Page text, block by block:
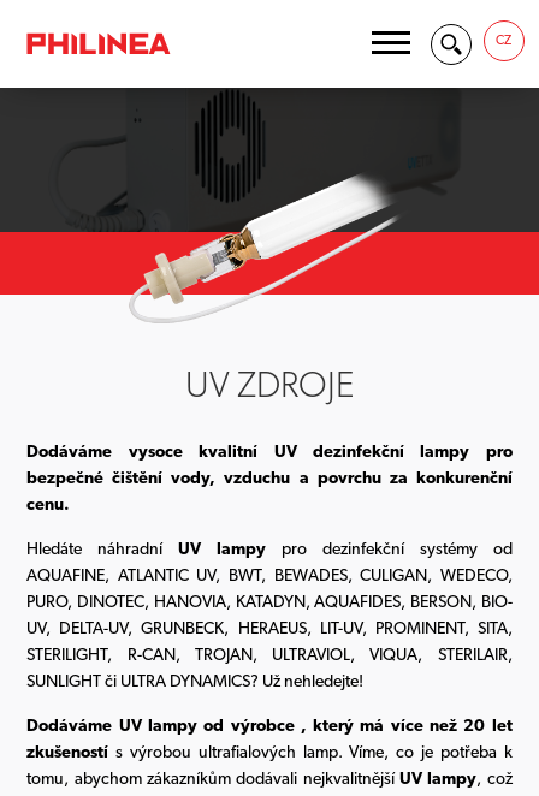
CZ
UV ZDROJE
Dodáváme vysoce kvalitní UV dezinfekční lampy pro
bezpečné čištění vody, vzduchu a povrchu za konkurenční
cenu.
Hledáte náhradníUV lampy pro dezinfekční systémy od
AQUAFINE, ATLANTIC UV, BWT, BEWADES, CULIGAN, WEDECO,
PURO, DINOTEC, HANOVIA, KATADYN, AQUAFIDES, BERSON, BIO-
UV, DELTA-UV, GRUNBECK, HERAEUS, LIT-UV, PROMINENT, SITA,
STERILIGHT, R-CAN, TROJAN, ULTRAVIOL, VIQUA, STERILAIR,
SUNLIGHT či ULTRA DYNAMICS? Už nehledejte!
Dodáváme UV lampy od výrobce , který má více než 20 let
zkušeností s výrobou ultrafialových lamp. Víme, co je potřeba k
tomu, abychom zákazníkům dodávali nejkvalitnější UV lampy, což